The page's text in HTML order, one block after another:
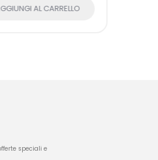
AL CARRELLO
speciali e